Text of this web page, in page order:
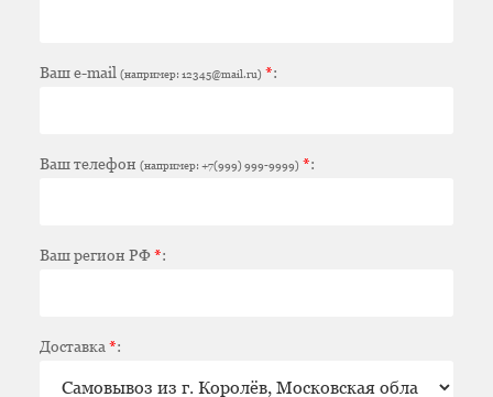
Ваш e-mail (например: 12345@mail.ru) *:
Ваш телефон (например: +7(999) 999-9999) *:
Ваш регион РФ*:
Доставка *: